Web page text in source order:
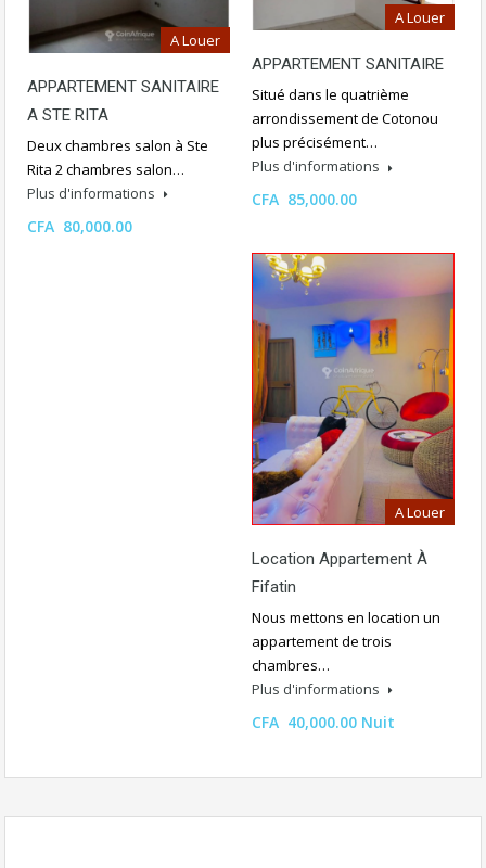
A Louer
APPARTEMENT SANITAIRE
A STE RITA
Deux chambres salon à Ste
Rita 2 chambres salon…
Plus d'informations
CFA 80,000.00
A Louer
APPARTEMENT SANITAIRE
Situé dans le quatrième
arrondissement de Cotonou
plus précisément…
Plus d'informations
CFA 85,000.00
A Louer
Location Appartement À
Fifatin
Nous mettons en location un
appartement de trois
chambres…
Plus d'informations
CFA 40,000.00 Nuit